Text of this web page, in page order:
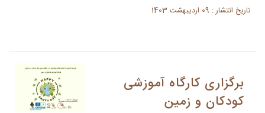
تاریخ انتشار : 09 اردیبهشت 1403
برگزاری کارگاه آموزشی
کودکان و زمین